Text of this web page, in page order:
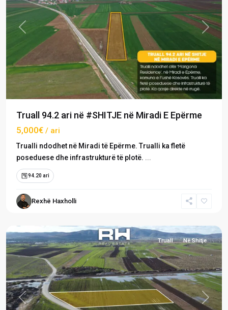
Previous Next
Truall 94.2 ari në #SHITJE në Miradi E Epërme
5,000€ / ari
Trualli ndodhet në Miradi të Epërme. Trualli ka fletë
poseduese dhe infrastrukturë të plotë. ...
94.20 ari
Rexhë Haxholli
Marigona
Residence,
Miradi
e
Epërme
Fushë
Previous Next
Truall Në Shitje